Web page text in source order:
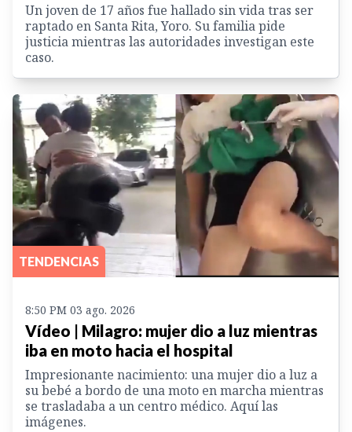
Un joven de 17 años fue hallado sin vida tras ser
raptado en Santa Rita, Yoro. Su familia pide
justicia mientras las autoridades investigan este
caso.
TENDENCIAS
8:50 PM 03 ago. 2026
Vídeo | Milagro: mujer dio a luz mientras
iba en moto hacia el hospital
Impresionante nacimiento: una mujer dio a luz a
su bebé a bordo de una moto en marcha mientras
se trasladaba a un centro médico. Aquí las
imágenes.